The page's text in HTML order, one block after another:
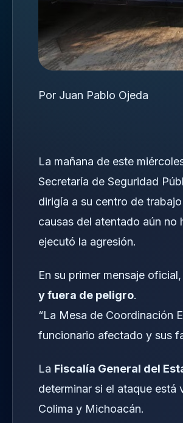
Por Juan Pablo Ojeda
La mañana de este
Secretaría de Seguridad
dirigía a su centro de
causas del atentado aún no
ejecutó la agresión.
En su primer mensaje
y fuera de peligro.
“La Mesa de Coordinación
funcionario afectado y sus
La Fiscalía General del
determinar si el ataque
Colima y Michoacán.